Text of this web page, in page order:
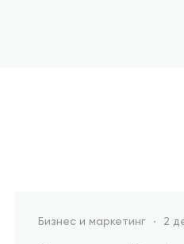
Бизнес и маркетинг 2